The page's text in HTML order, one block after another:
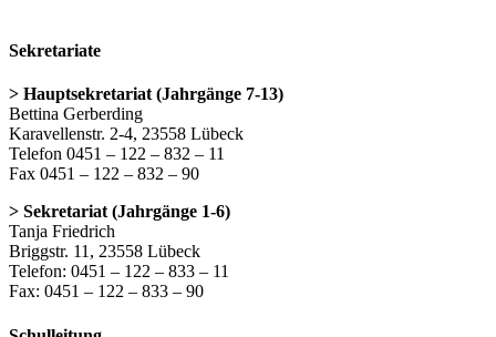
Sekretariate
> Hauptsekretariat (Jahrgänge 7-13)
Bettina Gerberding
Karavellenstr. 2-4, 23558 Lübeck
Telefon 0451 – 122 – 832 – 11
Fax 0451 – 122 – 832 – 90
> Sekretariat (Jahrgänge 1-6)
Tanja Friedrich
Briggstr. 11, 23558 Lübeck
Telefon: 0451 – 122 – 833 – 11
Fax: 0451 – 122 – 833 – 90